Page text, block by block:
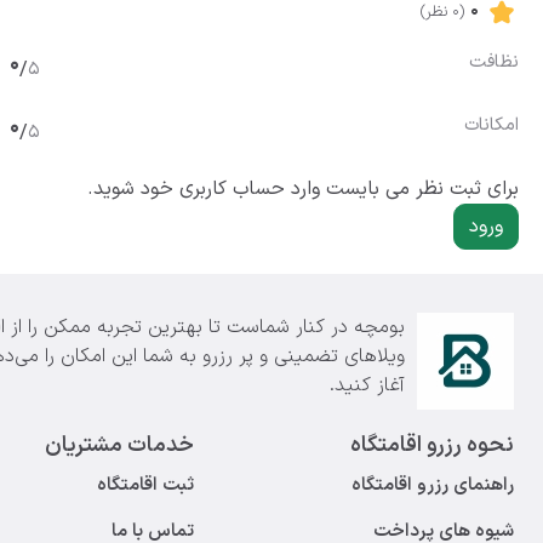
0 (0 نظر)
نظافت 5
/
0
امکانات 5
/
0
برای ثبت نظر می بایست وارد حساب کاربری خود شوید.
ورود
بومچه در کنار شماست تا بهترین تجربه ممکن را از
ویلاهای تضمینی و پر رزرو به شما این امکان را
آغاز کنید.
نحوه رزرو اقامتگاه
راهنمای رزرو اقامتگاه
شیوه های پرداخت
خدمات مشتریان
ثبت اقامتگاه
تماس با ما